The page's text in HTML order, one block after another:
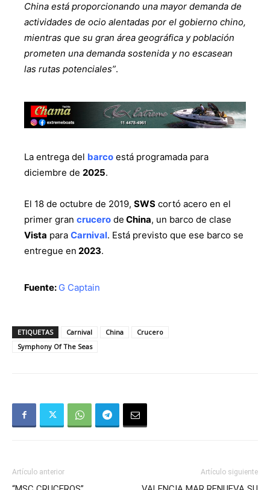
China está proporcionando una mayor demanda de
actividades de ocio alentadas por el gobierno chino,
mientras que su gran área geográfica y población
prometen una demanda sostenida y no escasean
las rutas potenciales”.
La entrega del barco está programada para
diciembre de 2025.
El 18 de octubre de 2019, SWS cortó acero en el
primer gran crucero de China, un barco de clase
Vista para Carnival. Está previsto que ese barco se
entregue en 2023.
Fuente: G Captain
ETIQUETAS Carnival China
Crucero
Symphony Of The Seas
Artículo anterior Artículo siguiente